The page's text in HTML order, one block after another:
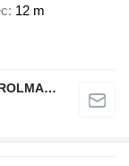
12 m
Przedsiębiorstwo Produkcyjno-Handlowe ROLMAPOL Marcin Dziekan